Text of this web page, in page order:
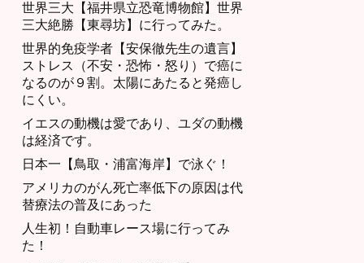
世界三大【福井県立恐竜博物館】世界
三大絶勝【東尋坊】に行ってみた。
世界的免疫学者【安保徹先生の遺言】
ストレス（不安・恐怖・怒り）で癌に
なるのが９割。太陽にあたると発癌し
にくい。
イエスの動機は愛であり、ユダの動機
は経済です。
日本一【鳥取・浦富海岸】で泳ぐ！
アメリカのがん死亡率低下の原因は代
替療法の普及にあった
人生初！自動車レース場に行ってみ
た！